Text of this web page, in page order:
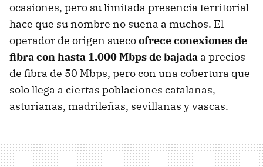
ocasiones, pero su limitada presencia territorial
hace que su nombre no suena a muchos. El
operador de origen suecoofrece conexiones de
fibra con hasta 1.000 Mbps de bajada a precios
de fibra de 50 Mbps, pero con una cobertura que
solo llega a ciertas poblaciones catalanas,
asturianas, madrileñas, sevillanas y vascas.